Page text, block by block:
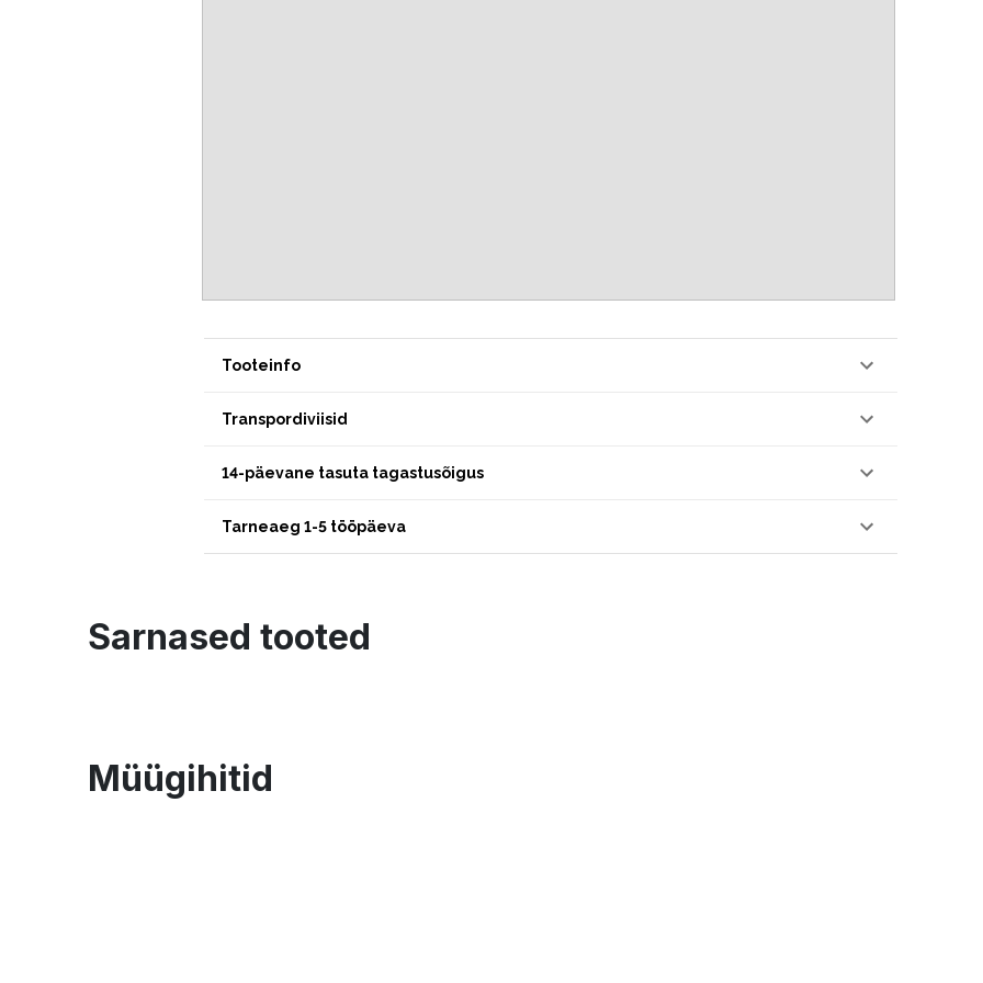
Tooteinfo
Transpordiviisid
14-päevane tasuta tagastusõigus
Tarneaeg 1-5 tööpäeva
Sarnased tooted
Müügihitid